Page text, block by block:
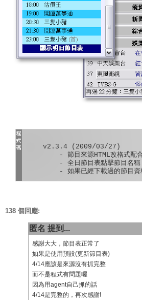
    v2.3.4 (2009/03/27)
- 節目來源HTML改格式
- 全日節目表點擊節目名
- 如果已經下載過的節目
138 個回應:
匿名 提到...
感謝大大，節目表正常了
如果是使用預設(更新節目表)
4/14應該是來源沒有抓完整
而不是程式有問題喔
因為用agent自己抓的話
4/14是完整的，再次感謝!